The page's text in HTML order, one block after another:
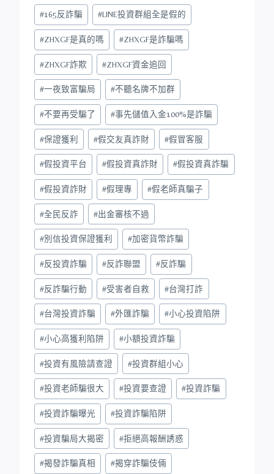
Post
Tags:
#165反詐騙 #LINE投資群組全是假的
#ZHXGF是真的嗎 #ZHXGF是詐騙嗎
#ZHXGF詐欺 #ZHXGF資金追回
#一夜致富騙局 #不聽名牌不加群
#不要再受騙了 #事先儲值入金100%是詐騙
#保證獲利 #假交友真詐財 #假冒客服
#假投資平台 #假投資真詐財 #假投資真詐騙
#假投資詐財 #假理專 #假老師真騙子
#全民反詐 #出金審核不過
#別信投資保證獲利 #加密貨幣詐騙
#反投資詐騙 #反詐聯盟 #反詐騙
#反詐騙行動 #受害者自救 #台灣打詐
#台灣投資詐騙 #外匯詐騙 #小心投資陷阱
#小心高獲利陷阱 #小額投資詐騙
#投資有風險請查證 #投資群組小心
#投資老師騙很大 #投資要查證 #投資詐騙
#投資詐騙曝光 #投資詐騙陷阱
#投資騙局大揭密 #拒絕高報酬誘惑
#揭發詐騙真相 #揭穿詐騙伎倆